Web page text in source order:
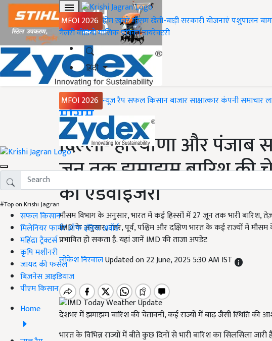
MFOI 2026 होमख़बरेंमौसमखेती-बाड़ीसरकारी योजनाएंपशुपालन
गैलरीवीडियोमासिक पत्रिकाडायरेक्टरी
हिंदी
MFOI 2026 न्यूज़ रैपसफल किसानबाजारसाक्षात्कारकंपनी समाचार
#Top on Krishi Jagran
सफल किसान
मिलेनियर फार्मर ऑफ इंडिया अवॉर्ड
महिंद्रा ट्रैक्टर्स
कृषि मशीनरी
जायद की फसल
बिज़नेस आइडियाज
पीएम किसान
Home
Home
मौसम
दिल्ली- हरियाणा और पंजाब
जून तक झमाझम बारिश की
की एडवाइजरी
मौसम विभाग के अनुसार, भारत में कई हिस्सों में 27 जून तक भारी बारिश,
IMD के अनुसार, उत्तर, पूर्व, पश्चिम और दक्षिण भारत के कई राज्यों में
प्रभावित हो सकता है. यहां जानें IMD की ताजा अपडेट
लोकेश निरवालUpdated on 22 June, 2025 5:30 AM IST
देशभर में झमाझम बारिश की चेतावनी, कई राज्यों में बाढ़ जैसी स्थिति की
भारत के विभिन्न राज्यों में बीते कुछ दिनों से भारी बारिश का सिलसिला